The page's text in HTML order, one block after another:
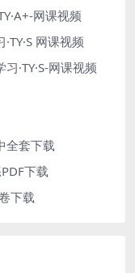
网课视频
网课视频
·TY·S-网课视频
全套下载
下载
下载